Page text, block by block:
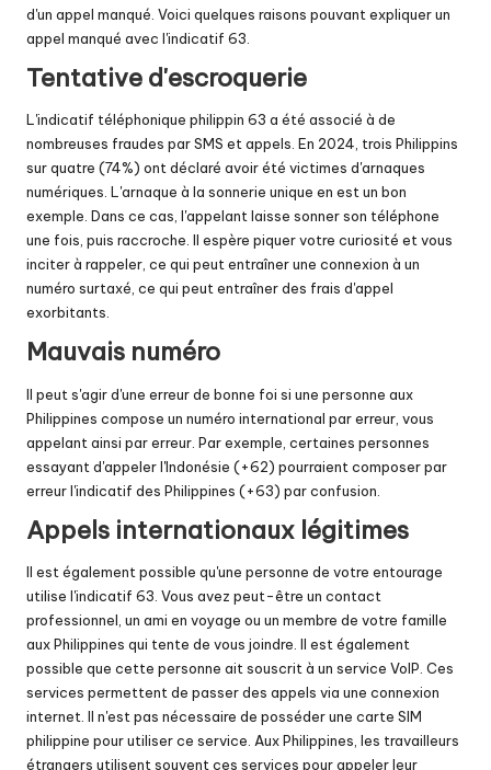
d'un appel manqué. Voici quelques raisons pouvant expliquer un
appel manqué avec l'indicatif 63.
Tentative d'escroquerie
L'indicatif téléphonique philippin 63 a été associé à de
nombreuses fraudes par SMS et appels. En 2024, trois Philippins
sur quatre (74%) ont déclaré avoir été victimes d'arnaques
numériques. L'arnaque à la sonnerie unique en est un bon
exemple. Dans ce cas, l'appelant laisse sonner son téléphone
une fois, puis raccroche. Il espère piquer votre curiosité et vous
inciter à rappeler, ce qui peut entraîner une connexion à un
numéro surtaxé, ce qui peut entraîner des frais d'appel
exorbitants.
Mauvais numéro
Il peut s'agir d'une erreur de bonne foi si une personne aux
Philippines compose un numéro international par erreur, vous
appelant ainsi par erreur. Par exemple, certaines personnes
essayant d'appeler l'Indonésie (+62) pourraient composer par
erreur l'indicatif des Philippines (+63) par confusion.
Appels internationaux légitimes
Il est également possible qu'une personne de votre entourage
utilise l'indicatif 63. Vous avez peut-être un contact
professionnel, un ami en voyage ou un membre de votre famille
aux Philippines qui tente de vous joindre. Il est également
possible que cette personne ait souscrit à un service VoIP. Ces
services permettent de passer des appels via une connexion
internet. Il n'est pas nécessaire de posséder une carte SIM
philippine pour utiliser ce service. Aux Philippines, les travailleurs
étrangers utilisent souvent ces services pour appeler leur